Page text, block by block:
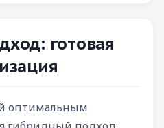
готовая
оптимальным